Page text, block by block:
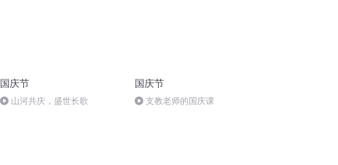
国庆节
山河共庆，盛世长歌
国庆节
支教老师的国庆课